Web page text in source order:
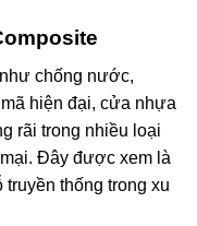
chống nước,
hiện đại, cửa nhựa
rãi trong nhiều loại
Đây được xem là
thống trong xu